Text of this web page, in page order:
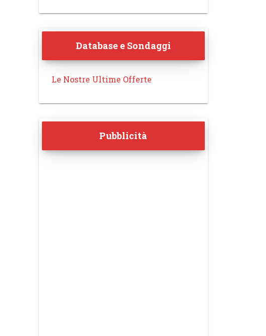
Database e Sondaggi
Le Nostre Ultime Offerte
Pubblicità